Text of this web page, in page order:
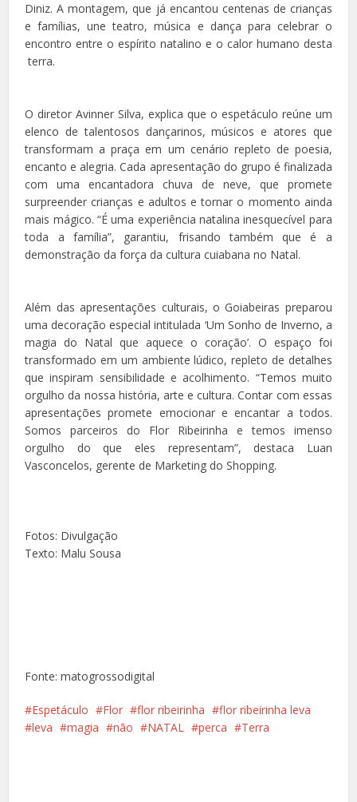
Diniz. A montagem, que já encantou centenas de crianças
e famílias, une teatro, música e dança para celebrar o
encontro entre o espírito natalino e o calor humano desta
terra.
O diretor Avinner Silva, explica que o espetáculo reúne um
elenco de talentosos dançarinos, músicos e atores que
transformam a praça em um cenário repleto de poesia,
encanto e alegria. Cada apresentação do grupo é finalizada
com uma encantadora chuva de neve, que promete
surpreender crianças e adultos e tornar o momento ainda
mais mágico. “É uma experiência natalina inesquecível para
toda a família”, garantiu, frisando também que é a
demonstração da força da cultura cuiabana no Natal.
Além das apresentações culturais, o Goiabeiras preparou
uma decoração especial intitulada ‘Um Sonho de Inverno, a
magia do Natal que aquece o coração’. O espaço foi
transformado em um ambiente lúdico, repleto de detalhes
que inspiram sensibilidade e acolhimento. “Temos muito
orgulho da nossa história, arte e cultura. Contar com essas
apresentações promete emocionar e encantar a todos.
Somos parceiros do Flor Ribeirinha e temos imenso
orgulho do que eles representam”, destaca Luan
Vasconcelos, gerente de Marketing do Shopping.
Fotos: Divulgação
Texto: Malu Sousa
Fonte: matogrossodigital
Espetáculo Flor flor ribeirinha
flor ribeirinha leva
leva
magia não NATAL perca Terra